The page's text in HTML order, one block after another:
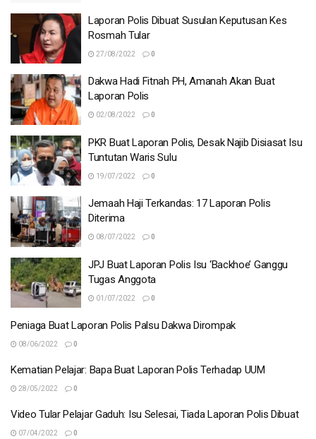
Laporan Polis Dibuat Susulan Keputusan Kes
Rosmah Tular
27/08/2022 0
Dakwa Hadi Fitnah PH, Amanah Akan Buat
Laporan Polis
02/08/2022 0
PKR Buat Laporan Polis, Desak Najib Disiasat Isu
Tuntutan Waris Sulu
19/07/2022 0
Jemaah Haji Terkandas: 17 Laporan Polis
Diterima
08/07/2022 0
JPJ Buat Laporan Polis Isu ‘Backhoe’ Ganggu
Tugas Anggota
01/07/2022 0
Peniaga Buat Laporan Polis Palsu Dakwa Dirompak
08/06/2022 0
Kematian Pelajar: Bapa Buat Laporan Polis Terhadap UUM
28/05/2022 0
Video Tular Pelajar Gaduh: Isu Selesai, Tiada Laporan Polis Dibuat
07/04/2022 0